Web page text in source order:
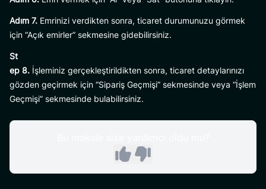
Adım 7. Emrinizi verdikten sonra, ticaret durumunuzu görmek
için “Açık emirler” sekmesine gidebilirsiniz.
St
ep 8. İşleminiz gerçekleştirildikten sonra, ticaret detaylarınızı
gözden geçirmek için “Sipariş Geçmişi” sekmesinde veya “İşlem
Geçmişi” sekmesinde bulabilirsiniz.